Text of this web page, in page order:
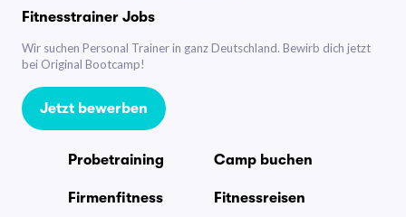
Fitnesstrainer Jobs
Wir suchen Personal Trainer in ganz Deutschland. Bewirb dich jetzt
bei Original Bootcamp!
Jetzt bewerben
Probetraining Camp buchen
Firmenfitness Fitnessreisen